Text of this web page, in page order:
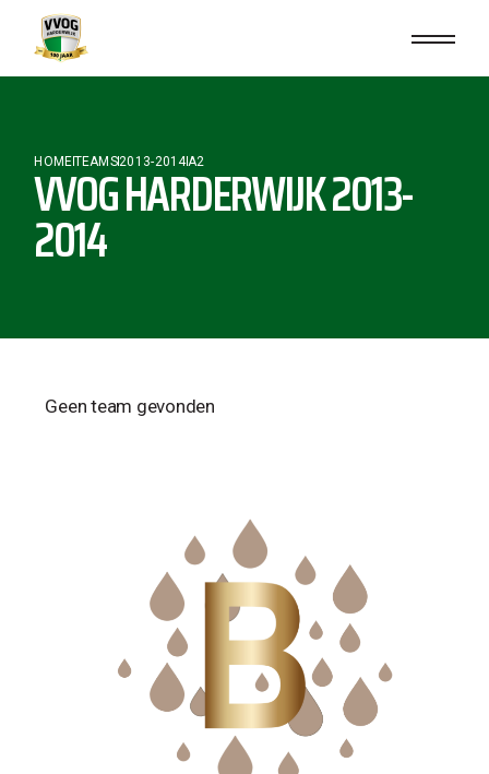
HOMETEAMS2013-2014A2
VVOG HARDERWIJK 2013-
2014
Geen team gevonden